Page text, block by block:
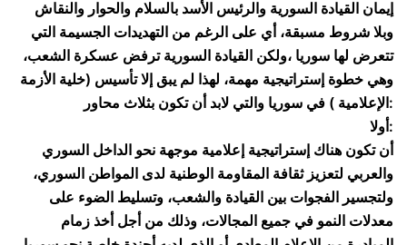
إيمان القيادة السورية والرئيس الأسد بالسلام والحوار والنقاش
وبلا شروط مسبقة، أي على الرغم من التهديدات الجسيمة التي
تتعرض لها سوريا ،ولكن القيادة السورية ترفض عسكرة الشعب،
وهي خطوة إستراتيجية مهمة، لهذا لم يبق إلا تأسيس (خلية الأزمة
الإعلامية ) في سوريا والتي لابد أن تكون بثلاث محاور:
أولا:
أن تكون هناك إستراتيجية إعلامية موجهة نحو الداخل السوري
والعربي لتعزيز ثقافة المقاومة الوطنية لدى المواطن السوري،
ولتجسير الفجوات بين القيادة والشعب، وتسليط الضوء على
معدلات النمو في جميع المجالات، وذلك من أجل أخذ زمام